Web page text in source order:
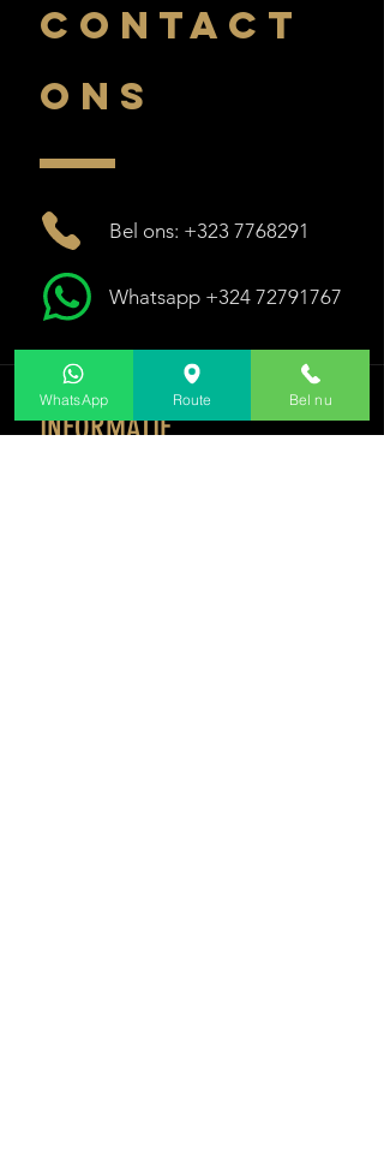
CONTACT
ONS
Bel ons: +323 7768291
Whatsapp +324 72791767
INFORMATIE
WhatsApp Route Bel nu